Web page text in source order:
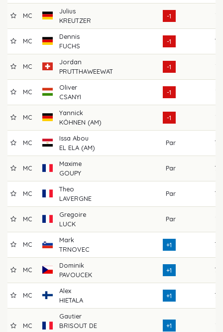
MC
Julius
KREUTZER
-1 71
MC
Dennis
FUCHS
-1 75
MC
Jordan
PRUTTHAWEEWAT
-1 71
MC
Oliver
CSANYI
-1 71
MC
Yannick
KÖHNEN (AM)
-1 71
MC
Issa Abou
EL ELA (AM)
Par 72
MC
Maxime
GOUPY
Par 76
MC
Theo
LAVERGNE
Par 73
MC
Gregoire
LUCK
Par 71
MC
Mark
TRNOVEC
+1 77
MC
Dominik
PAVOUCEK
+1 73
MC
Alex
HIETALA
+1 73
MC
Gautier
BRISOUT DE
+1 74